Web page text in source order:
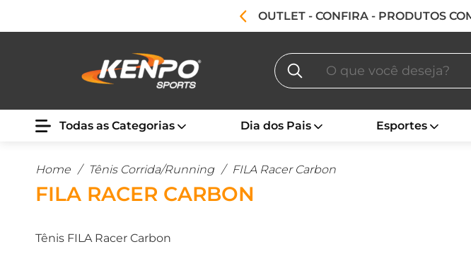
OUTLET - CONFIRA - PRODUTOS
Todas as Categorias Dia dos Pais Esportes
Home / Tênis Corrida/Running / FILA Racer Carbon
FILA RACER CARBON
Tênis FILA Racer Carbon